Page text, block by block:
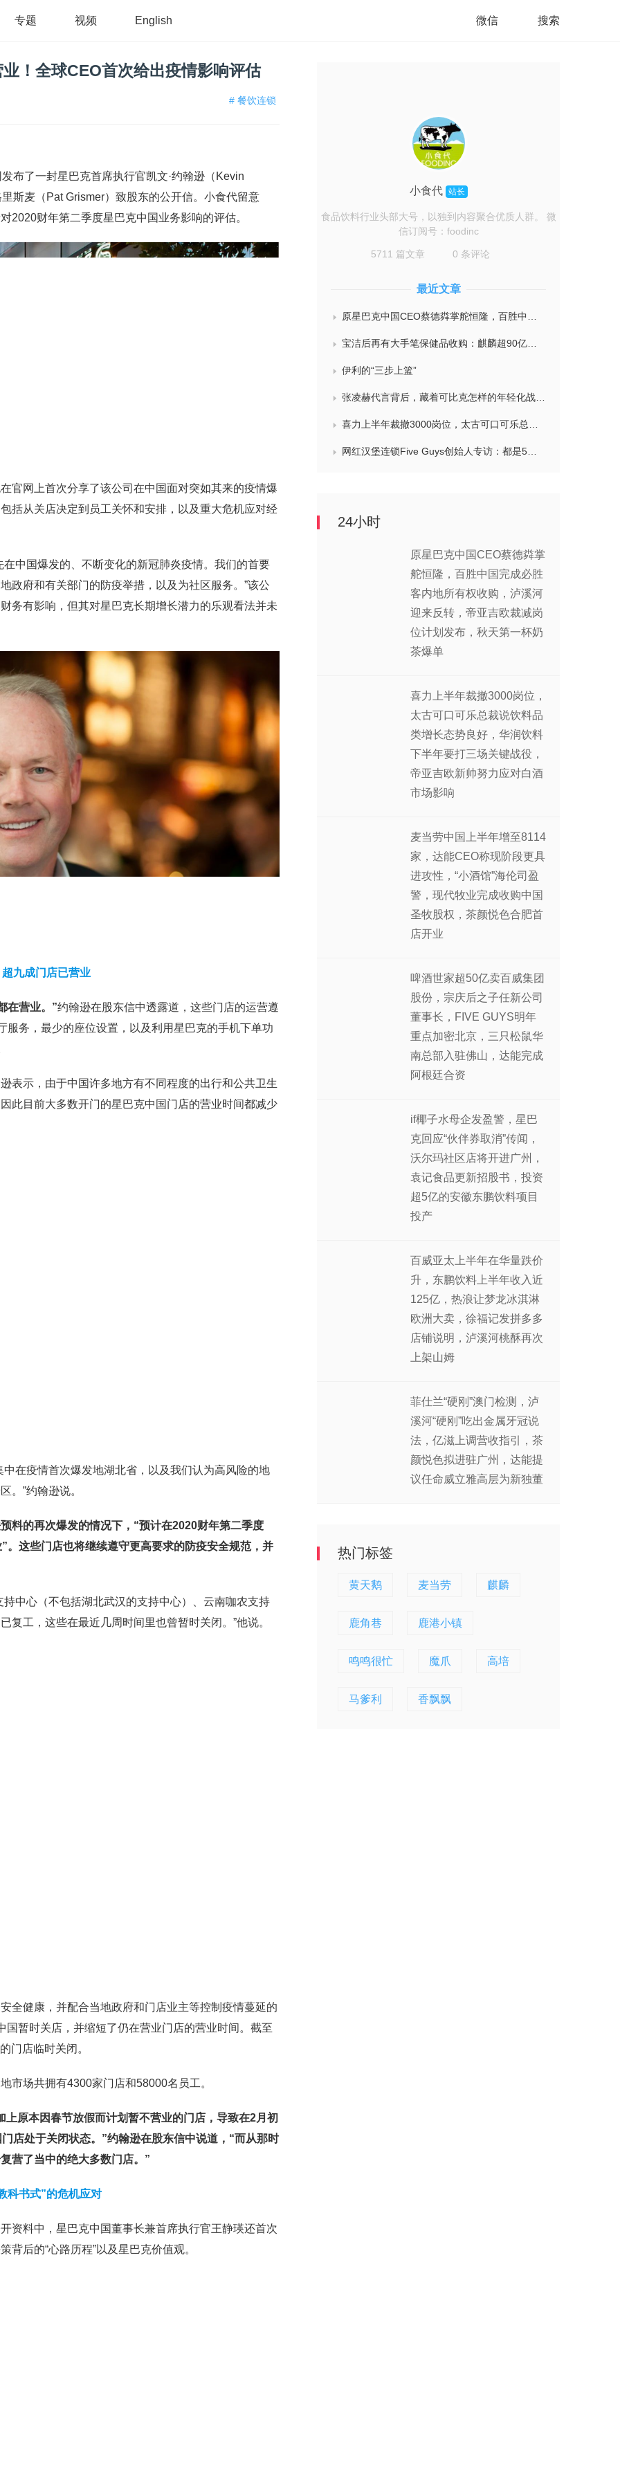
专题 视频 English 微信 搜索
！全球CEO首次给出疫情影响评估
# 餐饮连锁
布了一封星巴克首席执行官凯文·约翰逊（Kevin
斯麦（Pat Grismer）致股东的公开信。小食代留意
2020财年第二季度星巴克中国业务影响的评估。
官网上首次分享了该公司在中国面对突如其来的疫情爆
括从关店决定到员工关怀和安排，以及重大危机应对经
中国爆发的、不断变化的新冠肺炎疫情。我们的首要
政府和有关部门的防疫举措，以及为社区服务。”该公
务有影响，但其对星巴克长期增长潜力的乐观看法并未
超九成门店已营业
在营业。 ”约翰逊在股东信中透露道，这些门店的运营遵
服务，最少的座位设置，以及利用星巴克的手机下单功
表示，由于中国许多地方有不同程度的出行和公共卫生
此目前大多数开门的星巴克中国门店的营业时间都减少
在疫情首次爆发地湖北省，以及我们认为高风险的地
。”约翰逊说。
料的再次爆发的情况下，“预计在2020财年第二季度
。 这些门店也将继续遵守更高要求的防疫安全规范，并
中心（不包括湖北武汉的支持中心）、云南咖农支持
复工，这些在最近几周时间里也曾暂时关闭。”他说。
全健康，并配合当地政府和门店业主等控制疫情蔓延的
国暂时关店，并缩短了仍在营业门店的营业时间。截至
门店临时关闭。
市场共拥有4300家门店和58000名员工。
原本因春节放假而计划暂不营业的门店，导致在2月初
店处于关闭状态。 ”约翰逊在股东信中说道，“而从那时
营了当中的绝大多数门店。 ”
科书式”的危机应对
资料中，星巴克中国董事长兼首席执行官王静瑛还首次
后的“心路历程”以及星巴克价值观。
小食代 站长
食品饮料行业头部大号，以独到内容聚合优质人群。 微
信订阅号：foodinc
5711 篇文章 0 条评论
最近文章
原星巴克中国CEO蔡德粦掌舵恒隆，百胜中国完成必胜客内地所有权收购，泸溪河迎来反转，帝亚吉欧裁减岗位计划发布，秋天第一杯奶茶爆单
宝洁后再有大手笔保健品收购：麒麟超90亿拿下健美生，在华已入驻山姆和开市客等多渠道，为何超300亿资本一周内“疯抢”VMS？
伊利的“三步上篮”
张凌赫代言背后，藏着可比克怎样的年轻化战略？
喜力上半年裁撤3000岗位，太古可口可乐总裁说饮料品类增长态势良好，华润饮料下半年要打三场关键战役，帝亚吉欧新帅努力应对白酒市场影响
网红汉堡连锁Five Guys创始人专访：都是5个儿子和妻子在打理，绝不会与麦当劳正面竞争，要公司上市或卖盘的建议不时出现
24小时
原星巴克中国CEO蔡德粦掌
舵恒隆，百胜中国完成必胜
客内地所有权收购，泸溪河
迎来反转，帝亚吉欧裁减岗
位计划发布，秋天第一杯奶
茶爆单
喜力上半年裁撤3000岗位，
太古可口可乐总裁说饮料品
类增长态势良好，华润饮料
下半年要打三场关键战役，
帝亚吉欧新帅努力应对白酒
市场影响
麦当劳中国上半年增至8114
家，达能CEO称现阶段更具
进攻性，“小酒馆”海伦司盈
警，现代牧业完成收购中国
圣牧股权，茶颜悦色合肥首
店开业
啤酒世家超50亿卖百威集团
股份，宗庆后之子任新公司
董事长，FIVE GUYS明年
重点加密北京，三只松鼠华
南总部入驻佛山，达能完成
阿根廷合资
if椰子水母企发盈警，星巴
克回应“伙伴券取消”传闻，
沃尔玛社区店将开进广州，
袁记食品更新招股书，投资
超5亿的安徽东鹏饮料项目
投产
百威亚太上半年在华量跌价
升，东鹏饮料上半年收入近
125亿，热浪让梦龙冰淇淋
欧洲大卖，徐福记发拼多多
店铺说明，泸溪河桃酥再次
上架山姆
菲仕兰“硬刚”澳门检测，泸
溪河“硬刚”吃出金属牙冠说
法，亿滋上调营收指引，茶
颜悦色拟进驻广州，达能提
议任命威立雅高层为新独董
热门标签
黄天鹅 麦当劳 麒麟
鹿角巷 鹿港小镇
鸣鸣很忙 魔爪 高培
马爹利 香飘飘